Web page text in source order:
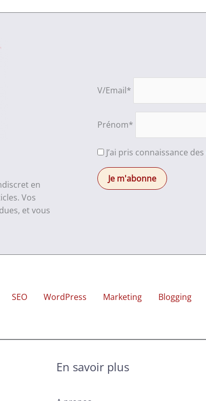
en
Vos
et vous
V/Email*
Prénom*
J’ai pris connaissance des
SEO WordPress Marketing Blogging
En savoir plus